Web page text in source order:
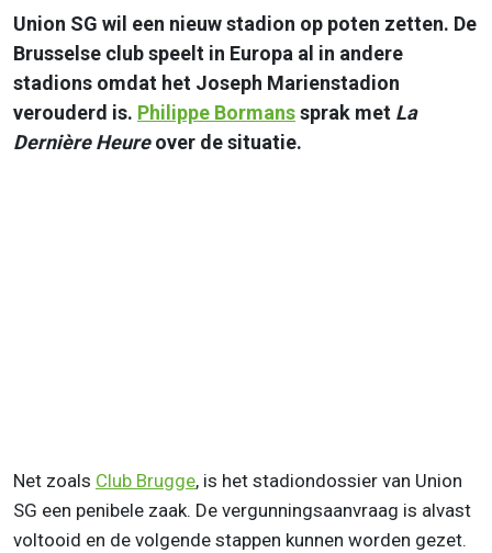
Union SG wil een nieuw stadion op poten zetten. De
Brusselse club speelt in Europa al in andere
stadions omdat het Joseph Marienstadion
verouderd is. Philippe Bormanssprak met La
Dernière Heureover de situatie.
Net zoals Club Brugge, is het stadiondossier van Union
SG een penibele zaak. De vergunningsaanvraag is alvast
voltooid en de volgende stappen kunnen worden gezet.